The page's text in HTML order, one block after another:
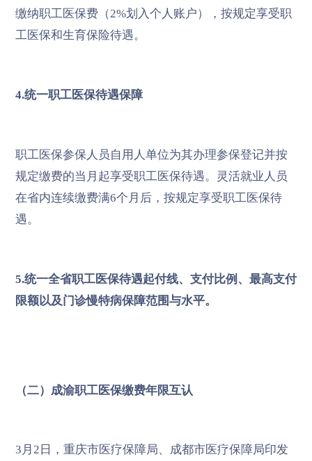
缴纳职工医保费（2%划入个人账户），按规定享受职
工医保和生育保险待遇。
4.统一职工医保待遇保障
职工医保参保人员自用人单位为其办理参保登记并按
规定缴费的当月起享受职工医保待遇。灵活就业人员
在省内连续缴费满6个月后，按规定享受职工医保待
遇。
5.统一全省职工医保待遇起付线、支付比例、最高支付
限额以及门诊慢特病保障范围与水平。
（二）成渝职工医保缴费年限互认
3月2日，重庆市医疗保障局、成都市医疗保障局印发